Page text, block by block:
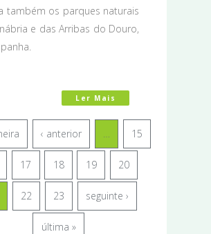
também os parques naturais
e das Arribas do Douro,
Ler Mais
‹ anterior … 15
17 18 19 20
22 23 seguinte ›
última »